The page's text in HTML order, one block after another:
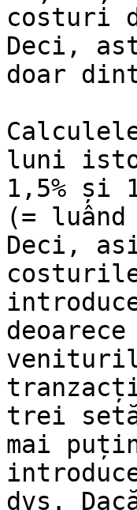
costuri
Deci,
doar
luni
1,5% și
(=
Deci,
trei
mai
dvs.